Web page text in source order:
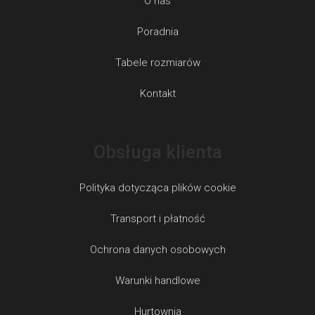
Poradnia
Tabele rozmiarów
Kontakt
Polityka dotycząca plików cookie
Transport i płatność
Ochrona danych osobowych
Warunki handlowe
Hurtownia